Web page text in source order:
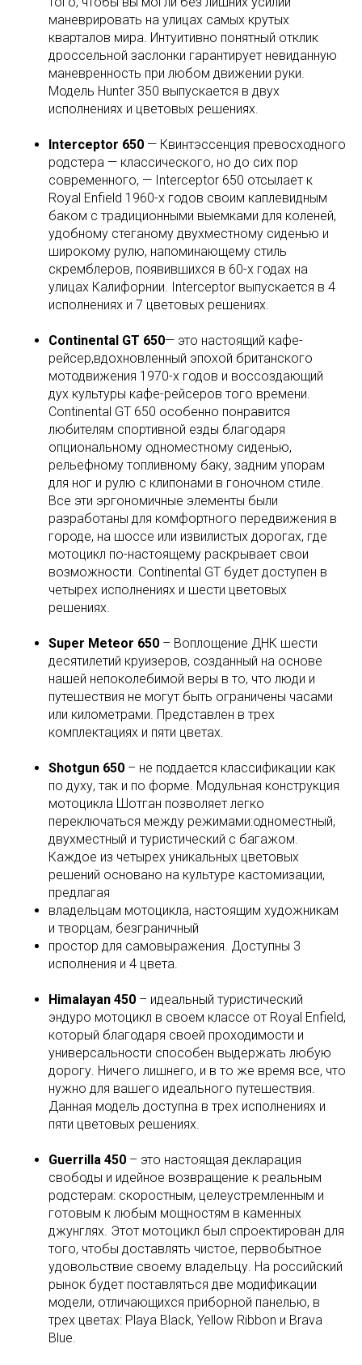
маневрировать на улицах самых крутых
кварталов мира. Интуитивно понятный отклик
дроссельной заслонки гарантирует невиданную
маневренность при любом движении руки.
Модель Hunter 350 выпускается в двух
исполнениях и цветовых решениях.
Interceptor 650 — Квинтэссенция превосходного
родстера — классического, но до сих пор
современного, — Interceptor 650 отсылает к
Royal Enfield 1960-х годов своим каплевидным
баком с традиционными выемками для коленей,
удобному стеганому двухместному сиденью и
широкому рулю, напоминающему стиль
скремблеров, появившихся в 60-х годах на
улицах Калифорнии. Interceptor выпускается в 4
исполнениях и 7 цветовых решениях.
Continental GT 650— это настоящий кафе-
рейсер,вдохновленный эпохой британского
мотодвижения 1970-х годов и воссоздающий
дух культуры кафе-рейсеров того времени.
Continental GT 650 особенно понравится
любителям спортивной езды благодаря
опциональному одноместному сиденью,
рельефному топливному баку, задним упорам
для ног и рулю с клипонами в гоночном стиле.
Все эти эргономичные элементы были
разработаны для комфортного передвижения в
городе, на шоссе или извилистых дорогах, где
мотоцикл по-настоящему раскрывает свои
возможности. Continental GT будет доступен в
четырех исполнениях и шести цветовых
решениях.
Super Meteor 650 – Воплощение ДНК шести
десятилетий круизеров, созданный на основе
нашей непоколебимой веры в то, что люди и
путешествия не могут быть ограничены часами
или километрами. Представлен в трех
комплектациях и пяти цветах.
Shotgun 650 – не поддается классификации как
по духу, так и по форме. Модульная конструкция
мотоцикла Шотган позволяет легко
переключаться между режимами:одноместный,
двухместный и туристический с багажом.
Каждое из четырех уникальных цветовых
решений основано на культуре кастомизации,
предлагая
владельцам мотоцикла, настоящим художникам
и творцам, безграничный
простор для самовыражения. Доступны 3
исполнения и 4 цвета.
Himalayan 450 – идеальный туристический
эндуро мотоцикл в своем классе от Royal Enfield,
который благодаря своей проходимости и
универсальности способен выдержать любую
дорогу. Ничего лишнего, и в то же время все, что
нужно для вашего идеального путешествия.
Данная модель доступна в трех исполнениях и
пяти цветовых решениях.
Guerrilla 450 – это настоящая декларация
свободы и идейное возвращение к реальным
родстерам: скоростным, целеустремленным и
готовым к любым мощностям в каменных
джунглях. Этот мотоцикл был спроектирован для
того, чтобы доставлять чистое, первобытное
удовольствие своему владельцу. На российский
рынок будет поставляться две модификации
модели, отличающихся приборной панелью, в
трех цветах: Playa Black, Yellow Ribbon и Brava
Blue.